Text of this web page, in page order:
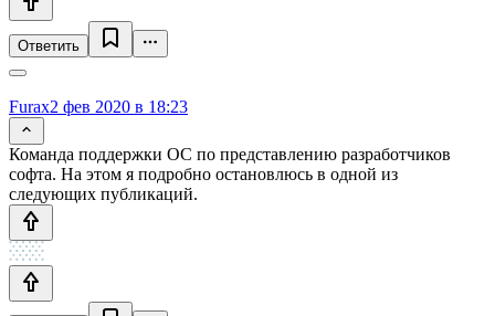
Ответить
Furax2 фев 2020 в 18:23
Команда поддержки ОС по представлению разработчиков
софта. На этом я подробно остановлюсь в одной из
следующих публикаций.